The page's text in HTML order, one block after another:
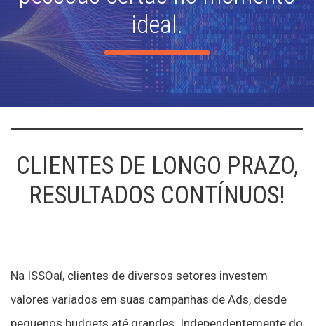
ideal.
CLIENTES DE LONGO PRAZO,
RESULTADOS CONTÍNUOS!
Na ISSOaí, clientes de diversos setores investem
valores variados em suas campanhas de Ads, desde
pequenos budgets até grandes. Independentemente do